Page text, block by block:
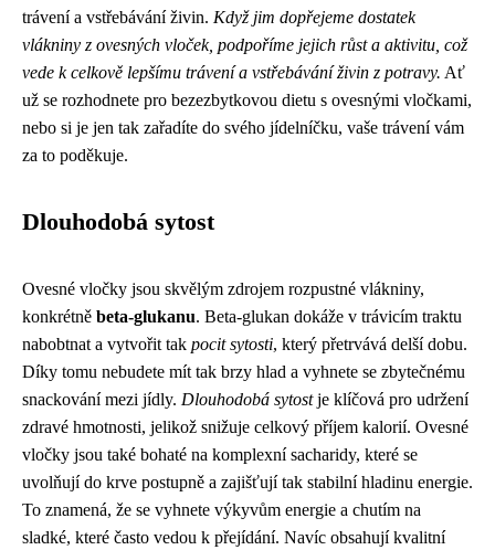
trávení a vstřebávání živin. Když jim dopřejeme dostatek
vlákniny z ovesných vloček, podpoříme jejich růst a aktivitu, což
vede k celkově lepšímu trávení a vstřebávání živin z potravy. Ať
už se rozhodnete pro bezezbytkovou dietu s ovesnými vločkami,
nebo si je jen tak zařadíte do svého jídelníčku, vaše trávení vám
za to poděkuje.
Dlouhodobá sytost
Ovesné vločky jsou skvělým zdrojem rozpustné vlákniny,
konkrétně beta-glukanu. Beta-glukan dokáže v trávicím traktu
nabobtnat a vytvořit tak pocit sytosti, který přetrvává delší dobu.
Díky tomu nebudete mít tak brzy hlad a vyhnete se zbytečnému
snackování mezi jídly. Dlouhodobá sytostje klíčová pro udržení
zdravé hmotnosti, jelikož snižuje celkový příjem kalorií. Ovesné
vločky jsou také bohaté na komplexní sacharidy, které se
uvolňují do krve postupně a zajišťují tak stabilní hladinu energie.
To znamená, že se vyhnete výkyvům energie a chutím na
sladké, které často vedou k přejídání. Navíc obsahují kvalitní